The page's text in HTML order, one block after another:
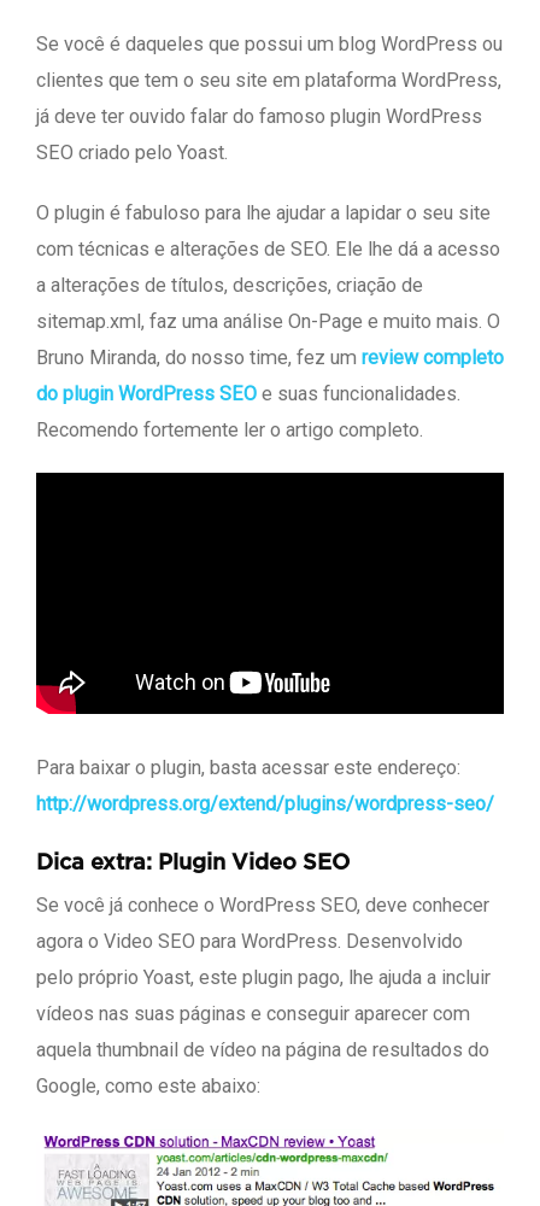
Se você é daqueles que possui um blog WordPress ou
clientes que tem o seu site em plataforma WordPress,
já deve ter ouvido falar do famoso plugin WordPress
SEO criado pelo Yoast.
O plugin é fabuloso para lhe ajudar a lapidar o seu site
com técnicas e alterações de SEO. Ele lhe dá a acesso
a alterações de títulos, descrições, criação de
sitemap.xml, faz uma análise On-Page e muito mais. O
Bruno Miranda, do nosso time, fez um review completo
do plugin WordPress SEO e suas funcionalidades.
Recomendo fortemente ler o artigo completo.
Para baixar o plugin, basta acessar este endereço:
http://wordpress.org/extend/plugins/wordpress-seo/
Dica extra: Plugin Video SEO
Se você já conhece o WordPress SEO, deve conhecer
agora o Video SEO para WordPress. Desenvolvido
pelo próprio Yoast, este plugin pago, lhe ajuda a incluir
vídeos nas suas páginas e conseguir aparecer com
aquela thumbnail de vídeo na página de resultados do
Google, como este abaixo: